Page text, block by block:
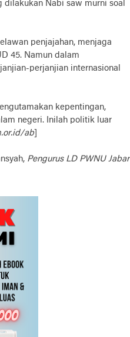
Nabi saw murni soal
penjajahan, menjaga
45. Namun dalam
perjanjian internasional
kepentingan,
negeri. Inilah politik luar
ab]
Pengurus LD PWNU Jabar